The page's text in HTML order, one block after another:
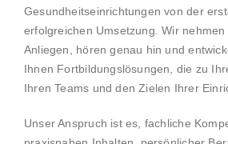
Gesundheitseinrichtungen von der
erfolgreichen Umsetzung. Wir
Anliegen, hören genau hin und
Ihnen Fortbildungslösungen, die zu
Ihren Teams und den Zielen Ihrer
Unser Anspruch ist es, fachliche